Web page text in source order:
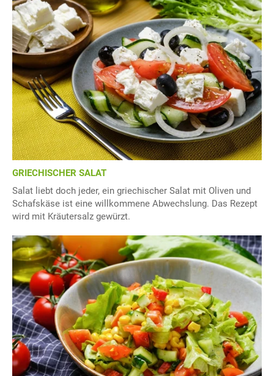
GRIECHISCHER SALAT
Salat liebt doch jeder, ein griechischer Salat mit Oliven und
Schafskäse ist eine willkommene Abwechslung. Das Rezept
wird mit Kräutersalz gewürzt.